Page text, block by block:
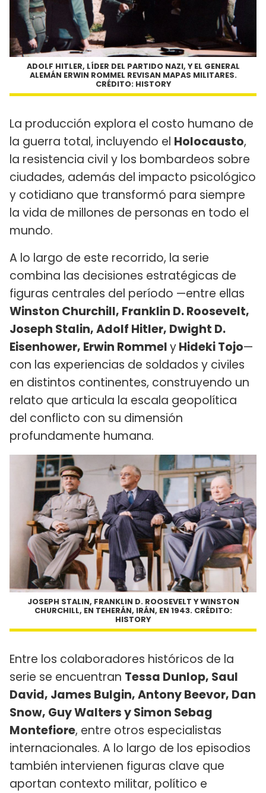
ADOLF HITLER, LÍDER DEL PARTIDO NAZI, Y EL GENERAL
ALEMÁN ERWIN ROMMEL REVISAN MAPAS MILITARES.
CRÉDITO: HISTORY
La producción explora el costo humano de
la guerra total, incluyendo el Holocausto,
la resistencia civil y los bombardeos sobre
ciudades, además del impacto psicológico
y cotidiano que transformó para siempre
la vida de millones de personas en todo el
mundo.
A lo largo de este recorrido, la serie
combina las decisiones estratégicas de
figuras centrales del período —entre ellas
Winston Churchill, Franklin D. Roosevelt,
Joseph Stalin, Adolf Hitler, Dwight D.
Eisenhower, Erwin RommelyHideki Tojo—
con las experiencias de soldados y civiles
en distintos continentes, construyendo un
relato que articula la escala geopolítica
del conflicto con su dimensión
profundamente humana.
JOSEPH STALIN, FRANKLIN D. ROOSEVELT Y WINSTON
CHURCHILL, EN TEHERÁN, IRÁN, EN 1943. CRÉDITO:
HISTORY
Entre los colaboradores históricos de la
serie se encuentran Tessa Dunlop, Saul
David, James Bulgin, Antony Beevor, Dan
Snow, Guy Walters y Simon Sebag
Montefiore, entre otros especialistas
internacionales. A lo largo de los episodios
también intervienen figuras clave que
aportan contexto militar, político e